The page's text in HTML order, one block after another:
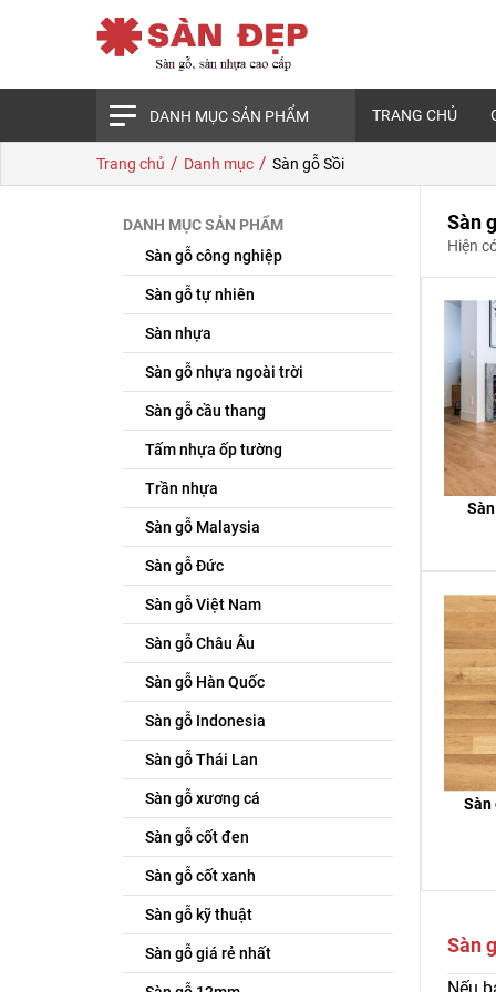
DANH MỤC SẢN PHẨM TRANG CHỦ
Trang chủ / Danh mục / Sàn gỗ Sồi
DANH MỤC SẢN PHẨM
Sàn gỗ công nghiệp
Sàn gỗ tự nhiên
Sàn nhựa
Sàn gỗ nhựa ngoài trời
Sàn gỗ cầu thang
Tấm nhựa ốp tường
Trần nhựa
Sàn gỗ Malaysia
Sàn gỗ Đức
Sàn gỗ Việt Nam
Sàn gỗ Châu Âu
Sàn gỗ Hàn Quốc
Sàn gỗ Indonesia
Sàn gỗ Thái Lan
Sàn gỗ xương cá
Sàn gỗ cốt đen
Sàn gỗ cốt xanh
Sàn gỗ kỹ thuật
Sàn gỗ giá rẻ nhất
Sàn
Hiện
Sàn
Sàn